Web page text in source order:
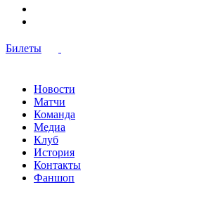
Билеты
Новости
Матчи
Команда
Медиа
Клуб
История
Контакты
Фаншоп